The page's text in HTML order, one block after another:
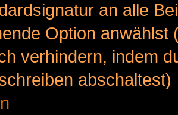
an alle
Option anwählst
verhindern, indem
abschaltest)